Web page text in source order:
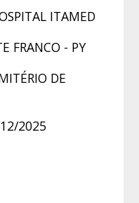
ITAMED
FRANCO - PY
DE
2025